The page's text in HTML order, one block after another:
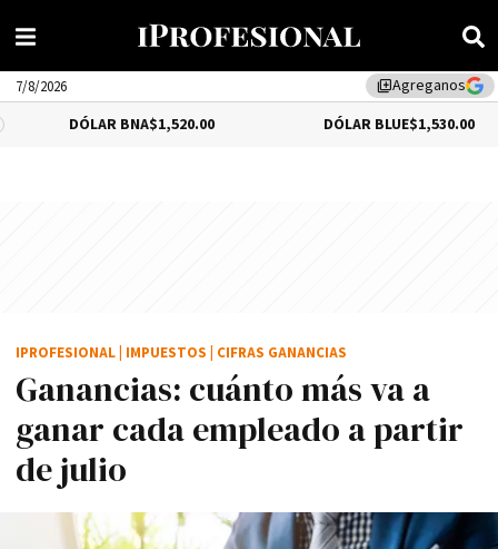
library_addAgreganos
7/8/2026
DÓLAR BNA$1,520.00 DÓLAR BLUE$1,530.00
Ganancias: cuánto más va a
ganar cada empleado a partir
de julio
IPROFESIONAL IMPUESTOS CIFRAS GANANCIAS